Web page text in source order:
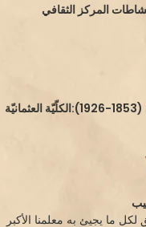
المركز الثقافي
لكل ما يجيئ به معلمنا الأكبر